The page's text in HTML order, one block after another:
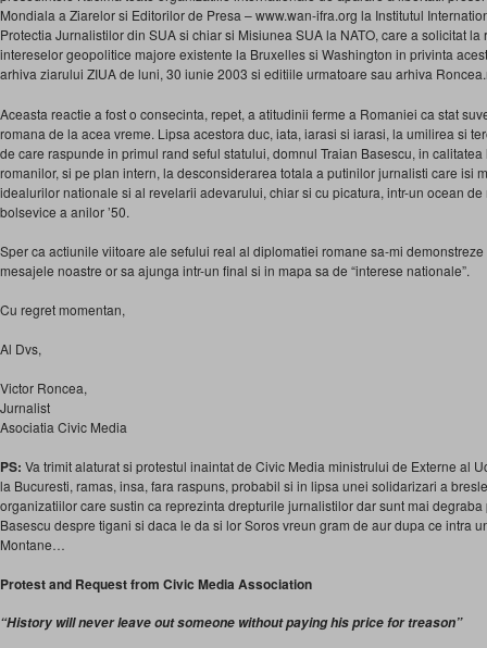
Mondiala a Ziarelor si Editorilor de Presa – www.wan-ifra.org la Institutul
Protectia Jurnalistilor din SUA si chiar si Misiunea SUA la NATO, care a solicitat
intereselor geopolitice majore existente la Bruxelles si Washington in privinta
arhiva ziarului ZIUA de luni, 30 iunie 2003 si editiile urmatoare sau arhiva
Aceasta reactie a fost o consecinta, repet, a atitudinii ferme a Romaniei ca stat
romana de la acea vreme. Lipsa acestora duc, iata, iarasi si iarasi, la umilirea si
de care raspunde in primul rand seful statului, domnul Traian Basescu, in
romanilor, si pe plan intern, la desconsiderarea totala a putinilor jurnalisti care isi
idealurilor nationale si al revelarii adevarului, chiar si cu picatura, intr-un ocean
bolsevice a anilor ’50.
Sper ca actiunile viitoare ale sefului real al diplomatiei romane sa-mi
mesajele noastre or sa ajunga intr-un final si in mapa sa de “interese nationale”.
Cu regret momentan,
Al Dvs,
Victor Roncea,
Jurnalist
Asociatia Civic Media
PS: Va trimit alaturat si protestul inaintat de Civic Media ministrului de Externe al
la Bucuresti, ramas, insa, fara raspuns, probabil si in lipsa unei solidarizari a
organizatiilor care sustin ca reprezinta drepturile jurnalistilor dar sunt mai
Basescu despre tigani si daca le da si lor Soros vreun gram de aur dupa ce intra
Montane…
Protest and Request from Civic Media Association
“History will never leave out someone without paying his price for treason”